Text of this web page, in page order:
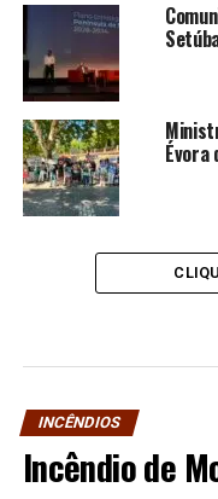
Évora
INCÊNDIOS
Incêndio de